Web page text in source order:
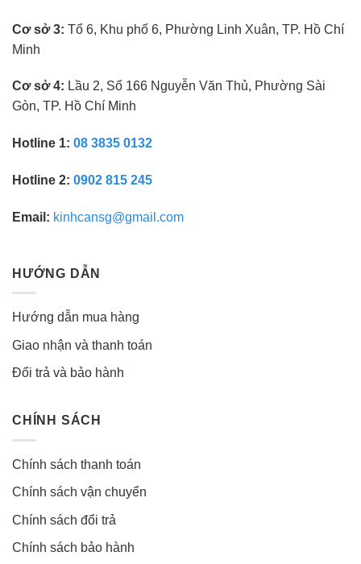
Cơ sở 3: Tổ 6, Khu phố 6, Phường Linh Xuân, TP. Hồ Chí
Minh
Cơ sở 4: Lầu 2, Số 166 Nguyễn Văn Thủ, Phường Sài
Gòn, TP. Hồ Chí Minh
Hotline 1: 08 3835 0132
Hotline 2: 0902 815 245
Email: kinhcansg@gmail.com
HƯỚNG DẪN
Hướng dẫn mua hàng
Giao nhận và thanh toán
Đổi trả và bảo hành
CHÍNH SÁCH
Chính sách thanh toán
Chính sách vận chuyển
Chính sách đổi trả
Chính sách bảo hành